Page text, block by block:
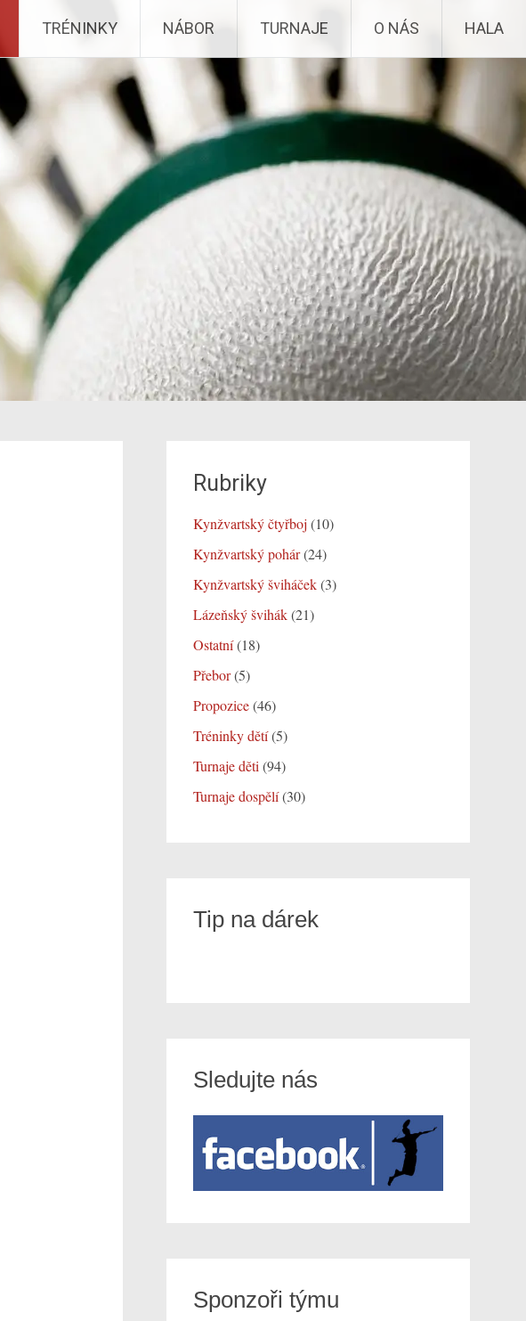
TRÉNINKY NÁBOR TURNAJE O NÁS HALA
Rubriky
Kynžvartský čtyřboj (10)
Kynžvartský pohár(24)
Kynžvartský šviháček(3)
Lázeňský švihák(21)
Ostatní(18)
Přebor(5)
Propozice(46)
Tréninky dětí(5)
Turnaje děti (94)
Turnaje dospělí(30)
Tip na dárek
Sledujte nás
Sponzoři týmu